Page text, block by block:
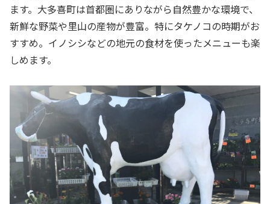
ます。大多喜町は首都圏にありながら自然豊かな環境で、
新鮮な野菜や里山の産物が豊富。特にタケノコの時期がお
すすめ。イノシシなどの地元の食材を使ったメニューも楽
しめます。